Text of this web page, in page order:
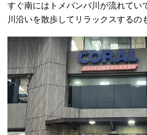
すぐ南にはトメバンバ川が流れてい
川沿いを散歩してリラックスするの